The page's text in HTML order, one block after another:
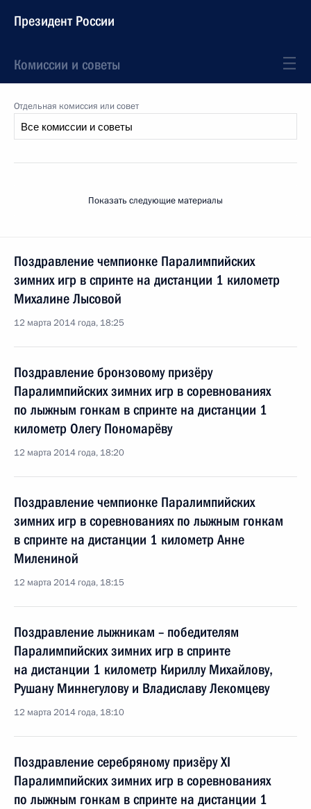
Президент России
Комиссии и советы
Отдельная комиссия или совет
Показать следующие материалы
Поздравление чемпионке Паралимпийских
зимних игр в спринте на дистанции 1 километр
Михалине Лысовой
12 марта 2014 года, 18:25
Поздравление бронзовому призёру
Паралимпийских зимних игр в соревнованиях
по лыжным гонкам в спринте на дистанции 1
километр Олегу Пономарёву
12 марта 2014 года, 18:20
Поздравление чемпионке Паралимпийских
зимних игр в соревнованиях по лыжным гонкам
в спринте на дистанции 1 километр Анне
Милениной
12 марта 2014 года, 18:15
Поздравление лыжникам – победителям
Паралимпийских зимних игр в спринте
на дистанции 1 километр Кириллу Михайлову,
Рушану Миннегулову и Владиславу Лекомцеву
12 марта 2014 года, 18:10
Поздравление серебряному призёру XI
Паралимпийских зимних игр в соревнованиях
по лыжным гонкам в спринте на дистанции 1